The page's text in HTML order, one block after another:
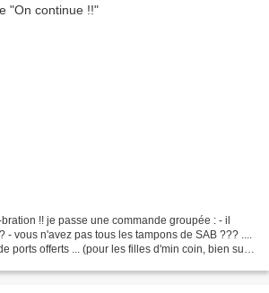
!! je passe une commande groupée : - il
- vous n'avez pas tous les tampons de SAB ??? ....
ports offerts ... (pour les filles d'min coin, bien sur